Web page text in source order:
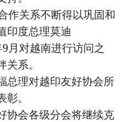
作关系不断得以巩固和
印度总理莫迪
月对越南进行访问之
系。
总理对越印友好协会所
。
协会各级分会将继续克